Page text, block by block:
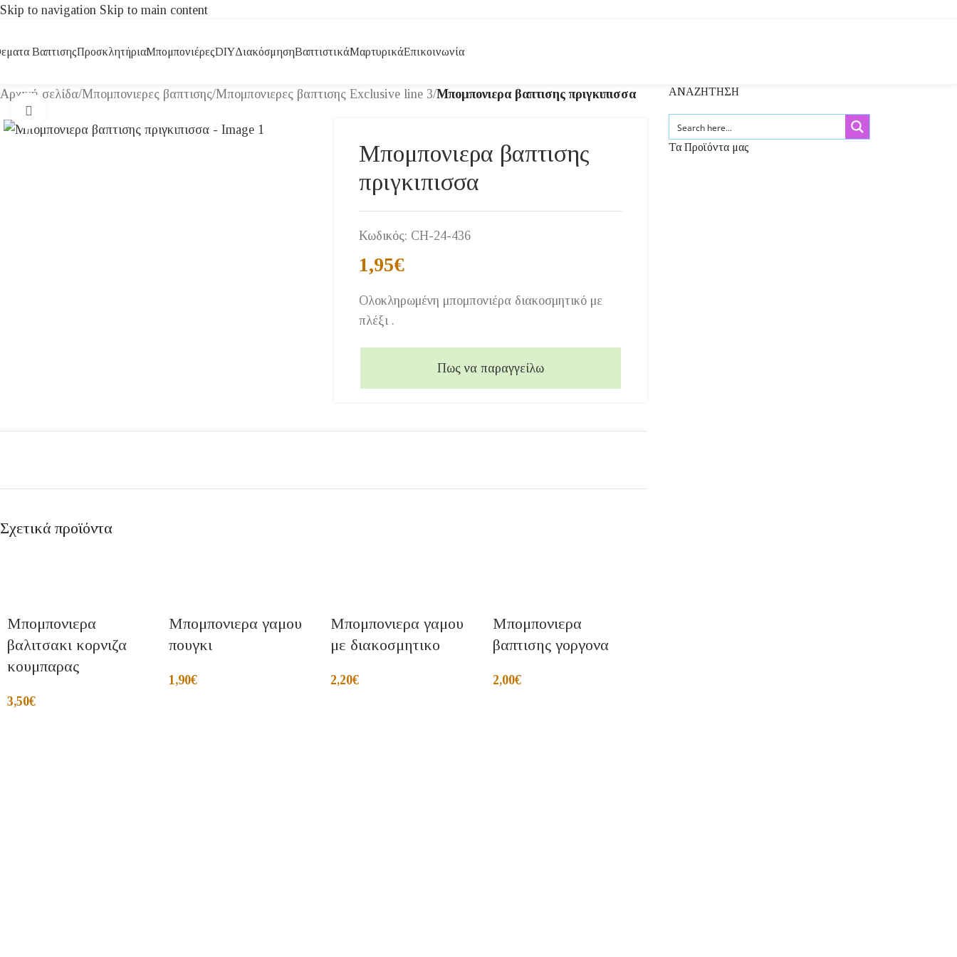
Skip to navigation Skip to main content
ΒαπτισηςΠροσκλητήριαΜπομπονιέρεςDIYΔιακόσμησηΒαπτιστικάΜαρτυρικάΕπικοινωνία
Αρχική σελίδα/Μπομπονιερες βαπτισης/Μπομπονιερες βαπτισης Exclusive line 3/Μπομπονιερα βαπτισης πριγκιπισσα
Μπομπονιερα βαπτισης
πριγκιπισσα
Κωδικός: CH-24-436
1,95€
Ολοκληρωμένη μπομπονιέρα διακοσμητικό με
πλέξι .
Πως να παραγγείλω
Σχετικά προϊόντα
Μπομπονιερα
βαλιτσακι κορνιζα
κουμπαρας
3,50€
Μπομπονιερα γαμου
πουγκι
1,90€
Μπομπονιερα γαμου
με διακοσμητικο
2,20€
Μπομπονιερα
βαπτισης γοργονα
2,00€
ΑΝΑΖΗΤΗΣΗ
Τα Προϊόντα μας